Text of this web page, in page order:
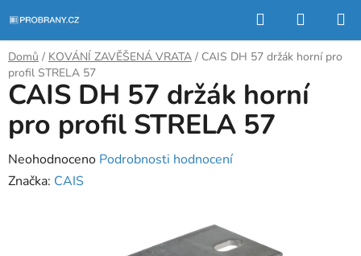
na
obsah
Hledat
KOŠÍK
Domů / KOVÁNÍ ZAVĚŠENÁ VRATA / CAIS DH 57 držák horní pro
profil STRELA 57
CAIS DH 57 držák horní
pro profil STRELA 57
Průměrné
hodnocení
Neohodnoceno Podrobnosti hodnocení
Značka: CAIS